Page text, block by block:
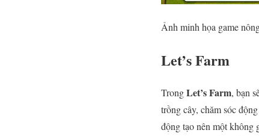
Ảnh minh họa game
Let’s Farm
TrongLet’s Farm, bạn
trồng cây, chăm sóc
động tạo nên một không